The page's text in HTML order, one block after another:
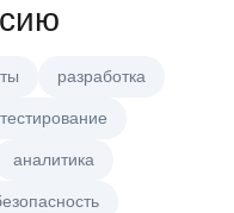
разработка
тестирование
аналитика